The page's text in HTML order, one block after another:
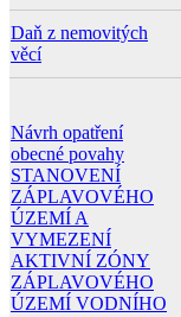
Daň z nemovitých
věcí
Návrh opatření
obecné povahy
STANOVENÍ
ZÁPLAVOVÉHO
ÚZEMÍ A
VYMEZENÍ
AKTIVNÍ ZÓNY
ZÁPLAVOVÉHO
ÚZEMÍ VODNÍHO